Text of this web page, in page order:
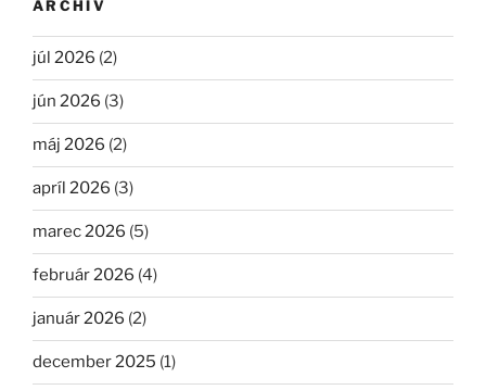
ARCHÍV
júl 2026 (2)
jún 2026 (3)
máj 2026 (2)
apríl 2026 (3)
marec 2026 (5)
február 2026 (4)
január 2026 (2)
december 2025 (1)